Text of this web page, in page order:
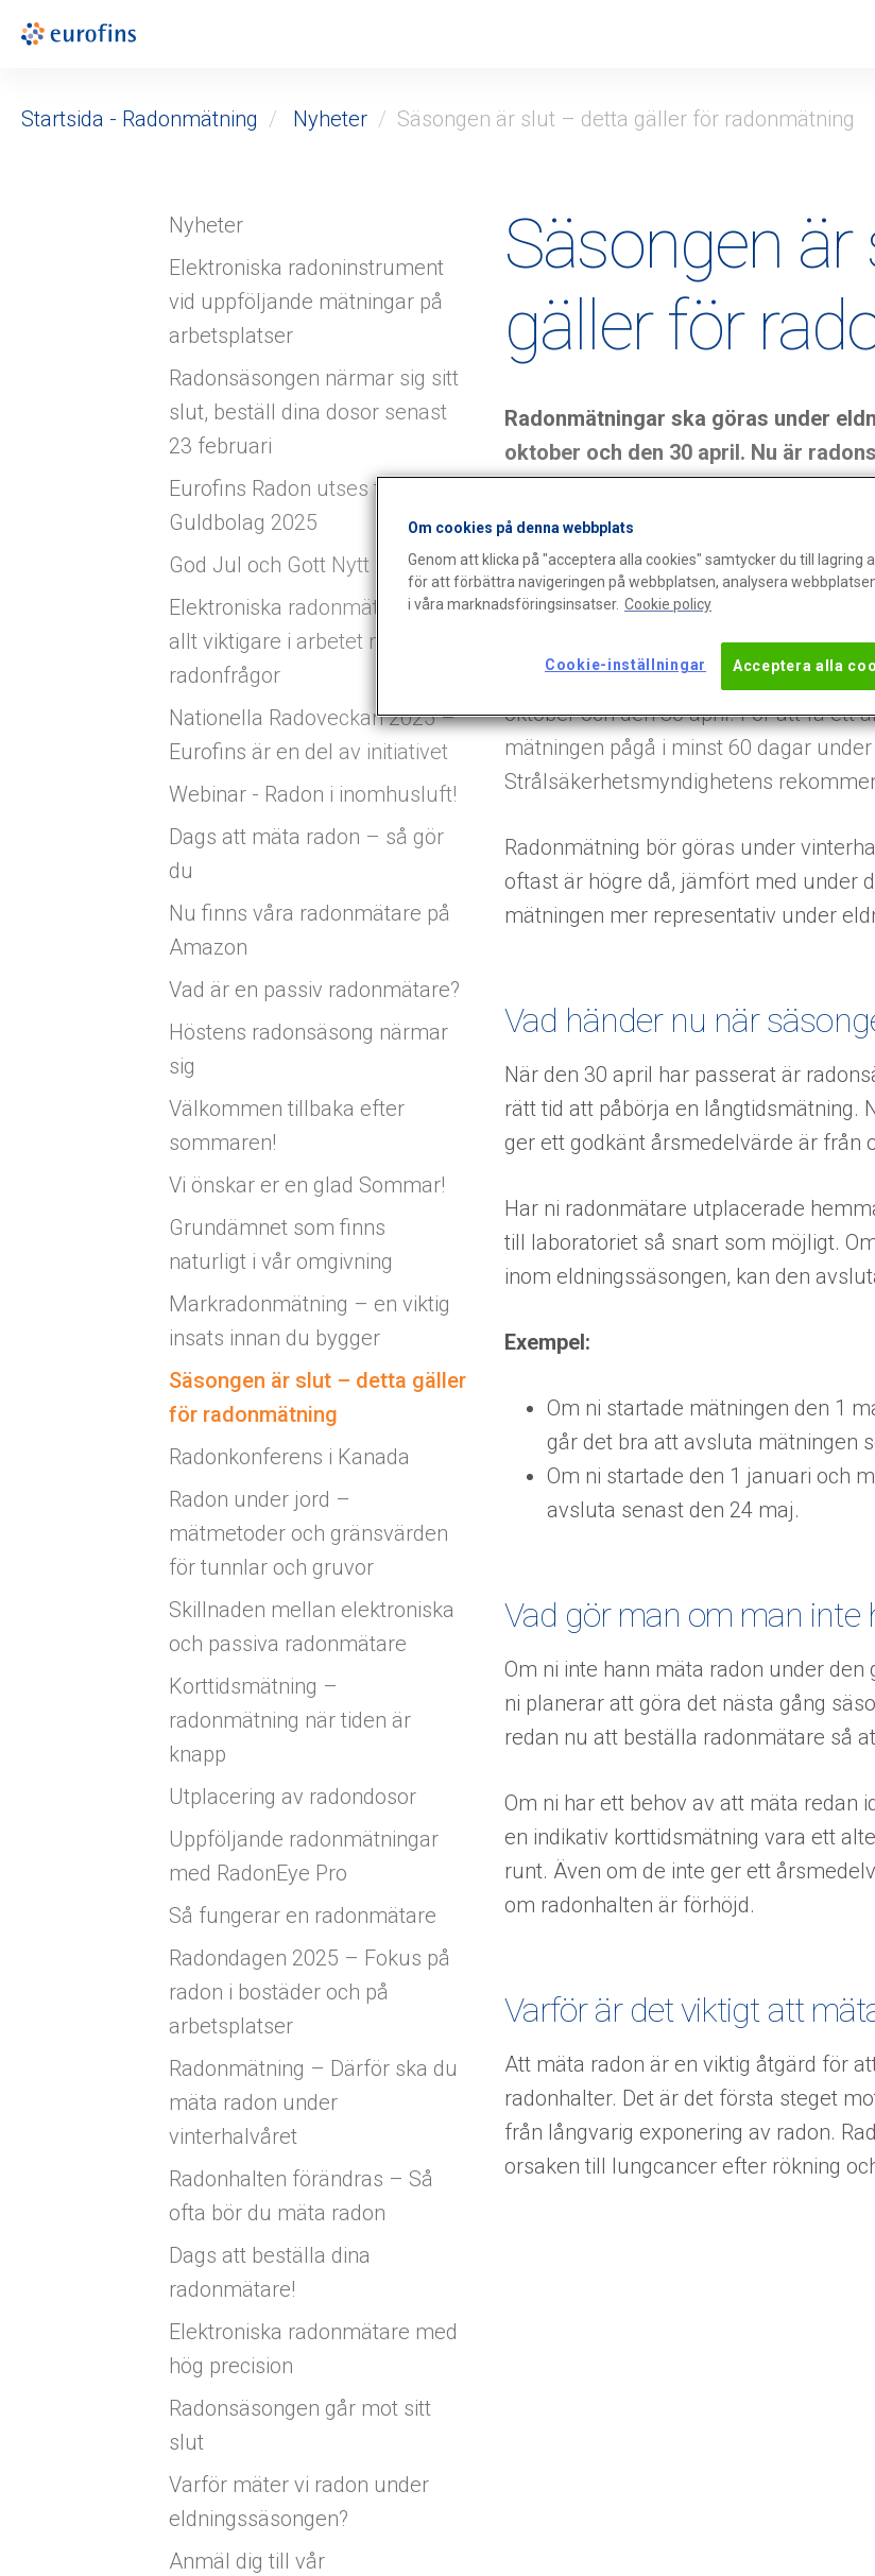
Startsida - Radonmätning Nyheter Säsongen är slut – detta gäller för radonmätning
Nyheter
Elektroniska radoninstrument
vid uppföljande mätningar på
arbetsplatser
Radonsäsongen närmar sig sitt
slut, beställ dina dosor senast
23 februari
Eurofins Radon utses till Årets
Guldbolag 2025
God Jul och Gott Nytt År! (1)
Elektroniska radonmätare blir
allt viktigare i arbetet med
radonfrågor
Nationella Radoveckan 2025 –
Eurofins är en del av initiativet
Webinar - Radon i inomhusluft!
Dags att mäta radon – så gör
du
Nu finns våra radonmätare på
Amazon
Vad är en passiv radonmätare?
Höstens radonsäsong närmar
sig
Välkommen tillbaka efter
sommaren!
Vi önskar er en glad Sommar!
Grundämnet som finns
naturligt i vår omgivning
Markradonmätning – en viktig
insats innan du bygger
Säsongen är slut – detta gäller
för radonmätning
Radonkonferens i Kanada
Radon under jord –
mätmetoder och gränsvärden
för tunnlar och gruvor
Skillnaden mellan elektroniska
och passiva radonmätare
Korttidsmätning –
radonmätning när tiden är
knapp
Utplacering av radondosor
Uppföljande radonmätningar
med RadonEye Pro
Så fungerar en radonmätare
Radondagen 2025 – Fokus på
radon i bostäder och på
arbetsplatser
Radonmätning – Därför ska du
mäta radon under
vinterhalvåret
Radonhalten förändras – Så
ofta bör du mäta radon
Dags att beställa dina
radonmätare!
Elektroniska radonmätare med
hög precision
Radonsäsongen går mot sitt
slut
Varför mäter vi radon under
eldningssäsongen?
Anmäl dig till vår
Säsongen
gäller för
Radonmätningar ska göras under
oktober och den 30 april. Nu är
innebär det för dig som ännu inte
fortfarande har radonmätare hemma?
Varför mäter man radon
Radonmätningssäsongen, även
oktober och den 30 april. För att få ett
mätningen pågå i minst 60 dagar
Strålsäkerhetsmyndighetens
Radonmätning bör göras under
oftast är högre då, jämfört med under
mätningen mer representativ under
Vad händer nu när
När den 30 april har passerat är
rätt tid att påbörja en långtidsmätning.
ger ett godkänt årsmedelvärde är från
Har ni radonmätare utplacerade
till laboratoriet så snart som möjligt.
inom eldningssäsongen, kan den
Exempel:
Om ni startade mätningen den 1
går det bra att avsluta mätningen
Om ni startade den 1 januari och
avsluta senast den 24 maj.
Vad gör man om man inte
Om ni inte hann mäta radon under
ni planerar att göra det nästa gång
redan nu att beställa radonmätare så
Om ni har ett behov av att mäta redan
en indikativ korttidsmätning vara ett
runt. Även om de inte ger ett
om radonhalten är förhöjd.
Varför är det viktigt att
Att mäta radon är en viktig åtgärd för
radonhalter. Det är det första steget
från långvarig exponering av radon.
orsaken till lungcancer efter rökning
Om cookies på denna webbplats
Genom att klicka på "acceptera alla cookies" samtycker du till lagring
för att förbättra navigeringen på webbplatsen, analysera
i våra marknadsföringsinsatser. Cookie policy
Cookie-inställningar Acceptera alla